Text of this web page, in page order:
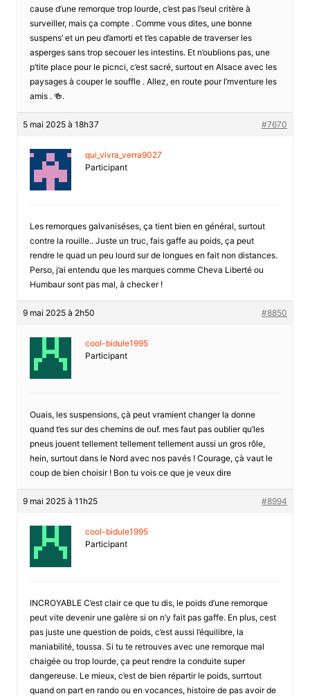
cause d’une remorque trop lourde, c’est pas l’seul critère à
surveiller, mais ça compte . Comme vous dites, une bonne
suspens’ et un peu d’amorti et t’es capable de traverser les
asperges sans trop secouer les intestins. Et n’oublions pas, une
p’tite place pour le picnci, c’est sacré, surtout en Alsace avec les
paysages à couper le souffle . Allez, en route pour l’mventure les
amis . 🍻.
5 mai 2025 à 18h37 #7670
qui_vivra_verra9027
Participant
Les remorques galvaniséses, ça tient bien en général, surtout
contre la rouille.. Juste un truc, fais gaffe au poids, ça peut
rendre le quad un peu lourd sur de longues en fait non distances.
Perso, j’ai entendu que les marques comme Cheva Liberté ou
Humbaur sont pas mal, à checker !
9 mai 2025 à 2h50 #8850
cool-bidule1995
Participant
Ouais, les suspensions, çà peut vramient changer la donne
quand t’es sur des chemins de ouf. mes faut pas oublier qu’les
pneus jouent tellement tellement tellement aussi un gros rôle,
hein, surtout dans le Nord avec nos pavés ! Courage, çà vaut le
coup de bien choisir ! Bon tu vois ce que je veux dire
9 mai 2025 à 11h25 #8994
cool-bidule1995
Participant
INCROYABLE C’est clair ce que tu dis, le poids d’une remorque
peut vite devenir une galère si on n’y fait pas gaffe. En plus, cest
pas juste une question de poids, c’est aussi l’équilibre, la
maniabilité, toussa. Si tu te retrouves avec une remorque mal
chaigée ou trop lourde, ça peut rendre la conduite super
dangereuse. Le mieux, c’est de bien répartir le poids, surrtout
quand on part en rando ou en vocances, histoire de pas avoir de